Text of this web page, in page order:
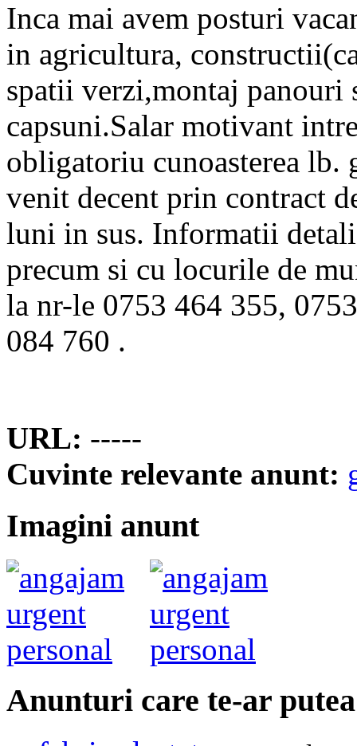
Inca mai avem posturi
in agricultura,
spatii verzi,montaj panouri
capsuni.Salar motivant
obligatoriu cunoasterea lb.
venit decent prin contract
luni in sus. Informatii
precum si cu locurile de
la nr-le 0753 464 355,
084 760 .
URL: -----
Cuvinte relevante anunt:
Imagini anunt
Anunturi care te-ar